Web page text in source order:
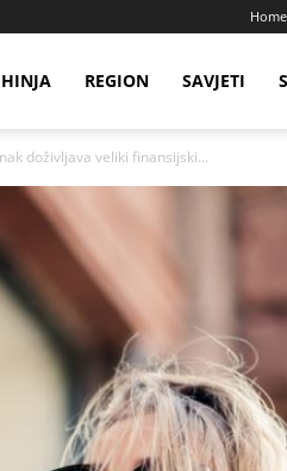
Home
REGION SAVJETI
doživljava veliki finansijski...